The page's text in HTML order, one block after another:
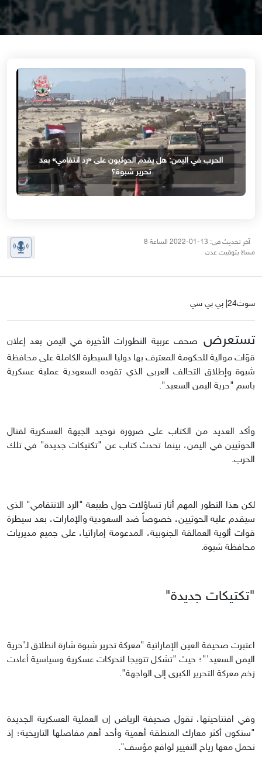
الحرب في اليمن: هل يقدم الحوثيون على «رد انتقامي» بعد
تحرير شبوة؟
آخر تحديث في: 13-01-2022 الساعة 8
مساءً بتوقيت عدن
سوث24| بي بي سي
تستعرض صحف عربية التطورات الأخيرة في اليمن بعد إعلان
قوّات موالية للحكومة المعترف بها دوليا السيطرة الكاملة على محافظة
شبوة وإطلاق التحالف العربي الذي تقوده السعودية عملية عسكرية
باسم "حرية اليمن السعيد".
وأكد العديد من الكتاب على ضرورة توحيد الجبهة العسكرية لقتال
الحوثيين في اليمن، بينما تحدث كتاب عن "تكتيكات جديدة" في تلك
الحرب.
لكن هذا التطور المهم أثار تساؤلات حول طبيعة "الرد الانتقامي" الذى
سيقدم عليه الحوثيين، خصوصاً ضد السعودية والإمارات، بعد سيطرة
قوات ألوية العمالقة الجنوبية، المدعومة إماراتيا، على جميع مديريات
محافظة شبوة.
"تكتيكات جديدة"
اعتبرت صحيفة العين الإماراتية "معركة تحرير شبوة شارة انطلاق لـ'حرية
اليمن السعيد'"؛ حيث "تشكل تتويجا لتحركات عسكرية وسياسية أعادت
زخم معركة التحرير الكبرى إلى الواجهة".
وفي افتتاحيتها، تقول صحيفة الرياض إن العملية العسكرية الجديدة
"ستكون أكثر معارك المنطقة أهمية وأحد أهم مفاصلها التاريخية؛ إذ
تحمل معها رياح التغيير لواقع مؤسف".